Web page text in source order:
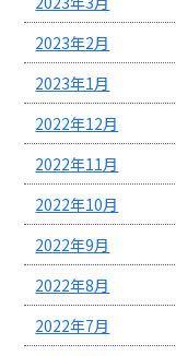
2023年2月
2023年1月
2022年12月
2022年11月
2022年10月
2022年9月
2022年8月
2022年7月